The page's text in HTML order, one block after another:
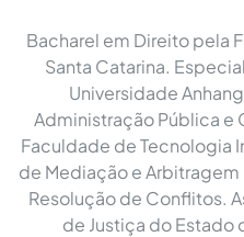
Bacharel em Direito pela
Santa Catarina.
Universidade
Administração Pública e
Faculdade de Tecnologia
de Mediação e
Resolução de Conflitos.
de Justiça do Estado